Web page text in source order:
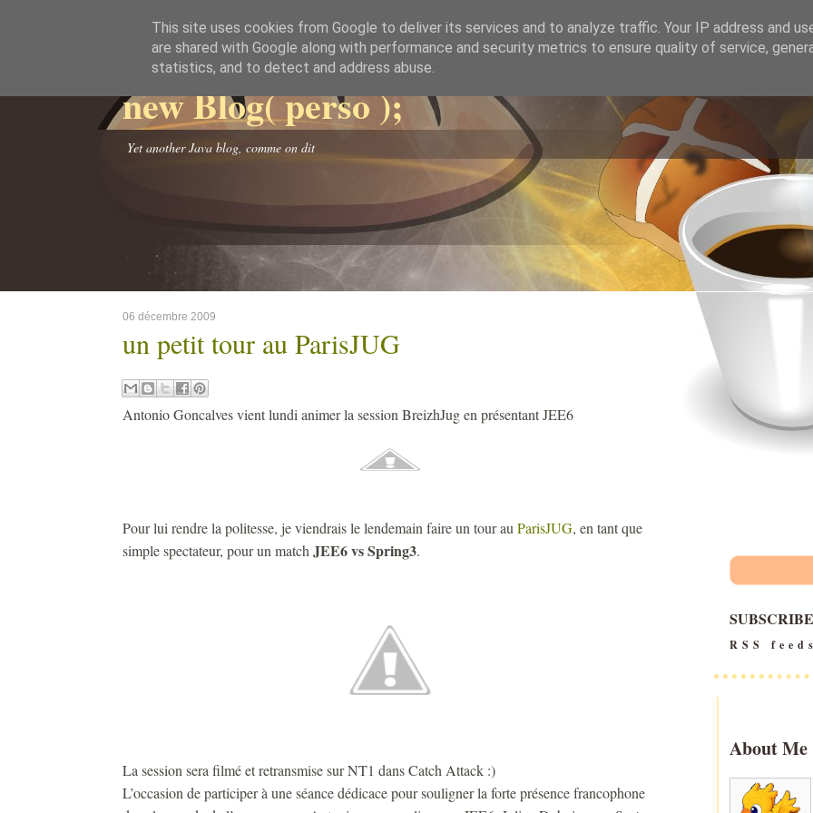
new Blog( perso );
Yet another Java blog, comme on dit
06 décembre 2009
un petit tour au ParisJUG
Antonio Goncalves vient lundi animer la session BreizhJug en présentant JEE6
Pour lui rendre la politesse, je viendrais le lendemain faire un tour au ParisJUG, en tant que
simple spectateur, pour un match JEE6 vs Spring3.
La session sera filmé et retransmise sur NT1 dans Catch Attack :)
L’occasion de participer à une séance dédicace pour souligner la forte présence francophone
SUBSCRIBE
RSS
About Me
This site uses cookies from Google to deliver its services and to analyze traffic. Your IP address and
are shared with Google along with performance and security metrics to ensure quality of service,
statistics, and to detect and address abuse.